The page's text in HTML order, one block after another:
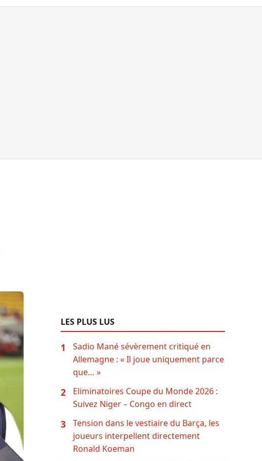
LES PLUS LUS
1
Sadio Mané sévèrement critiqué en
Allemagne : « Il joue uniquement parce
que… »
2
Eliminatoires Coupe du Monde 2026 :
Suivez Niger – Congo en direct
3
Tension dans le vestiaire du Barça, les
joueurs interpellent directement
Ronald Koeman